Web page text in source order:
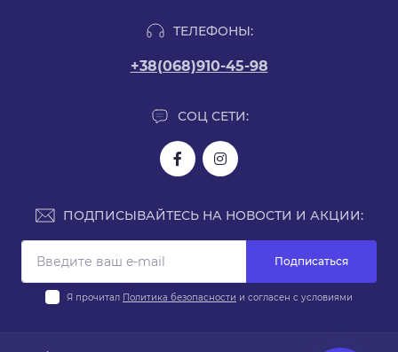
ТЕЛЕФОНЫ:
+38(068)910-45-98
СОЦ СЕТИ:
ПОДПИСЫВАЙТЕСЬ НА НОВОСТИ И АКЦИИ:
Подписаться
Я прочитал Политика безопасности и согласен с условиями